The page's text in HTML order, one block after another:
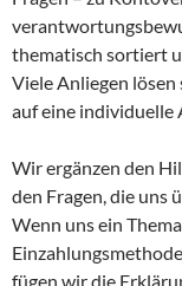
thematisch sortiert
Viele Anliegen lösen
auf eine individuelle
Wir ergänzen den
den Fragen, die uns
Wenn uns ein
fügen wir die